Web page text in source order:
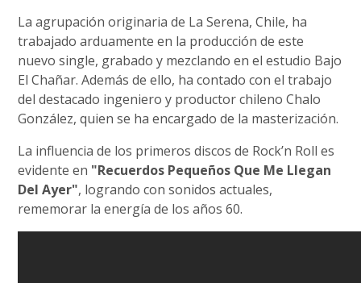
La agrupación originaria de La Serena, Chile, ha
trabajado arduamente en la producción de este
nuevo single, grabado y mezclando en el estudio Bajo
El Chañar. Además de ello, ha contado con el trabajo
del destacado ingeniero y productor chileno Chalo
González, quien se ha encargado de la masterización.
La influencia de los primeros discos de Rock’n Roll es
evidente en "Recuerdos Pequeños Que Me Llegan
Del Ayer", logrando con sonidos actuales,
rememorar la energía de los años 60.